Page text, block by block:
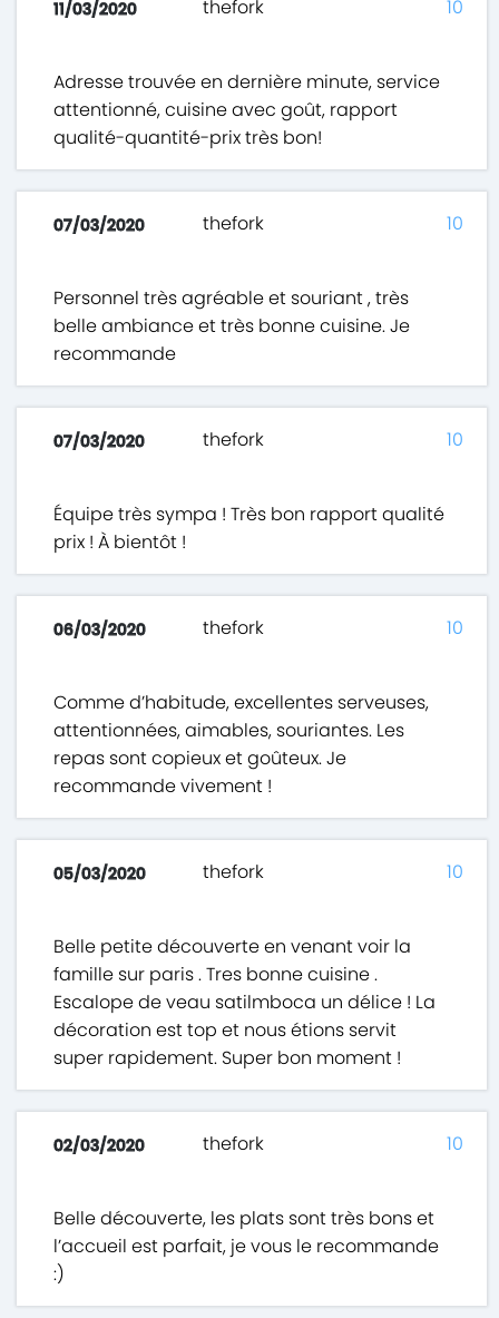
11/03/2020 thefork
Adresse trouvée en dernière minute, service
attentionné, cuisine avec goût, rapport
qualité-quantité-prix très bon!
10
07/03/2020 thefork
Personnel très agréable et souriant , très
belle ambiance et très bonne cuisine. Je
recommande
10
07/03/2020 thefork
Équipe très sympa ! Très bon rapport qualité
prix ! À bientôt !
10
06/03/2020 thefork
Comme d’habitude, excellentes serveuses,
attentionnées, aimables, souriantes. Les
repas sont copieux et goûteux. Je
recommande vivement !
10
05/03/2020 thefork
Belle petite découverte en venant voir la
famille sur paris . Tres bonne cuisine .
Escalope de veau satilmboca un délice ! La
décoration est top et nous étions servit
super rapidement. Super bon moment !
10
02/03/2020 thefork
Belle découverte, les plats sont très bons et
l’accueil est parfait, je vous le recommande
:)
10